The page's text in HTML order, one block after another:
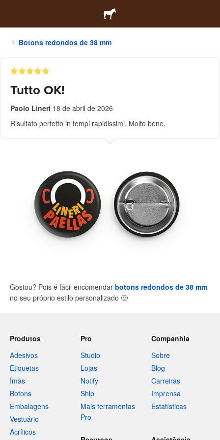
Botons redondos de 38 mm
Tutto OK!
Paolo Lineri 18 de abril de 2026
Risultato perfetto in tempi rapidissimi. Molto bene.
Gostou? Pois é fácil encomendar botons redondos de 38 mm
no seu próprio estilo personalizado 🙂
Produtos
Adesivos
Etiquetas
Ímãs
Botons
Embalagens
Vestuário
Acrílicos
Pro
Studio
Lojas
Notify
Ship
Mais ferramentas
Pro
Companhia
Sobre
Blog
Carreiras
Imprensa
Estatísticas